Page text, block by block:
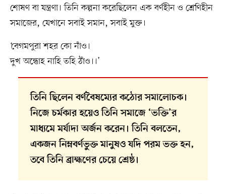
শোষণ বা যন্ত্রণা। তিনি কল্পনা করেছিলেন এক বর্ণহীন ও শ্রেণিহীন
সমাজের, যেখানে সবাই সমান, সবাই মুক্ত।
‘বেগমপুরা শহর কো নাঁও।
দুখ অন্ধোহ নাহি তহি ঠাঁও।।’
তিনি ছিলেন বর্ণবৈষম্যের কঠোর সমালোচক।
নিজে চর্মকার হয়েও তিনি সমাজে ‘ভক্তি’র
মাধ্যমে মর্যাদা অর্জন করেন। তিনি বলতেন,
একজন নিম্নবর্ণভুক্ত মানুষও যদি পরম ভক্ত হন,
তবে তিনি ব্রাহ্মণের চেয়ে শ্রেষ্ঠ।